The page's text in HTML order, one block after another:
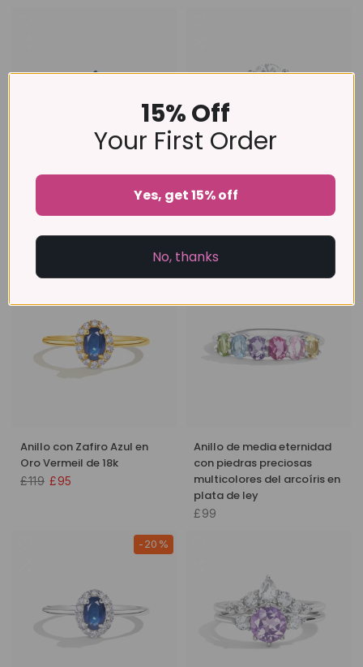
Anillo con topacio azul
suizo y azul Londres en
£95
Anillo de amatista lavanda
Anillo con Zafiro Azul en
Oro Vermeil de 18k
£119 £95
Anillo de media eternidad
con piedras preciosas
multicolores del arcoíris en
plata de ley
£99
-20%
15% Off
Your First Order
Yes, get 15% off
No, thanks